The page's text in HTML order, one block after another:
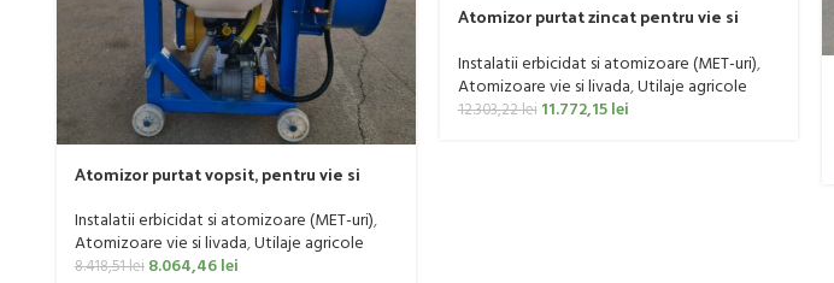
Atomizor purtat vopsit, pentru vie si
litri
Instalatii erbicidat si atomizoare (MET-uri),
Atomizoare vie si livada,Utilaje agricole
8.418,51lei 8.064,46lei
Atomizor purtat zincat pentru vie si
Instalatii erbicidat si atomizoare (MET-uri),
Atomizoare vie si livada,Utilaje agricole
12.303,22lei 11.772,15lei